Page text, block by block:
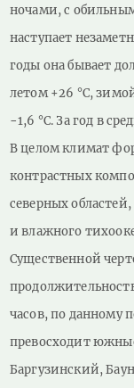
ночами, с
наступает
годы она бывает
летом +26 °С,
−1,6 °С. За год в
В целом климат
контрастных
северных
и влажного
Существенной
часов, по данному
превосходит
Баргузинский,